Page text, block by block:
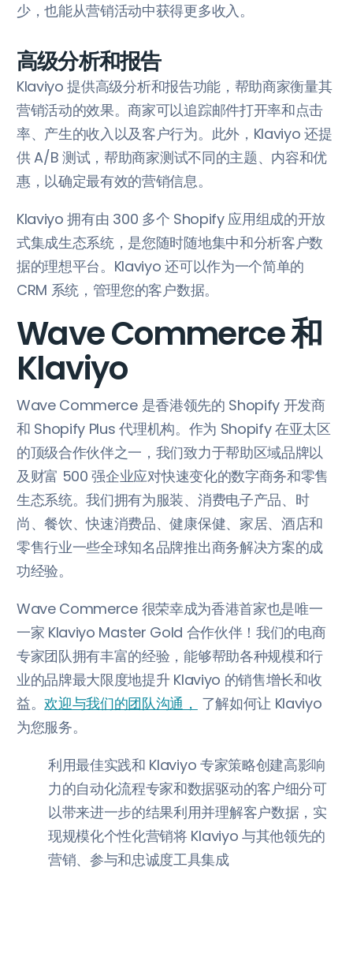
少，也能从营销活动中获得更多收入。
高级分析和报告
Klaviyo 提供高级分析和报告功能，帮助商家衡量其
营销活动的效果。商家可以追踪邮件打开率和点击
率、产生的收入以及客户行为。此外，Klaviyo 还提
供 A/B 测试，帮助商家测试不同的主题、内容和优
惠，以确定最有效的营销信息。
Klaviyo 拥有由 300 多个 Shopify 应用组成的开放
式集成生态系统，是您随时随地集中和分析客户数
据的理想平台。Klaviyo 还可以作为一个简单的
CRM 系统，管理您的客户数据。
Wave Commerce 和
Klaviyo
Wave Commerce 是香港领先的 Shopify 开发商
和 Shopify Plus 代理机构。作为 Shopify 在亚太区
的顶级合作伙伴之一，我们致力于帮助区域品牌以
及财富 500 强企业应对快速变化的数字商务和零售
生态系统。我们拥有为服装、消费电子产品、时
尚、餐饮、快速消费品、健康保健、家居、酒店和
零售行业一些全球知名品牌推出商务解决方案的成
功经验。
Wave Commerce 很荣幸成为香港首家也是唯一
一家 Klaviyo Master Gold 合作伙伴！我们的电商
专家团队拥有丰富的经验，能够帮助各种规模和行
业的品牌最大限度地提升 Klaviyo 的销售增长和收
益。欢迎与我们的团队沟通， 了解如何让 Klaviyo
为您服务。
利用最佳实践和 Klaviyo 专家策略创建高影响
力的自动化流程专家和数据驱动的客户细分可
以带来进一步的结果利用并理解客户数据，实
现规模化个性化营销将 Klaviyo 与其他领先的
营销、参与和忠诚度工具集成